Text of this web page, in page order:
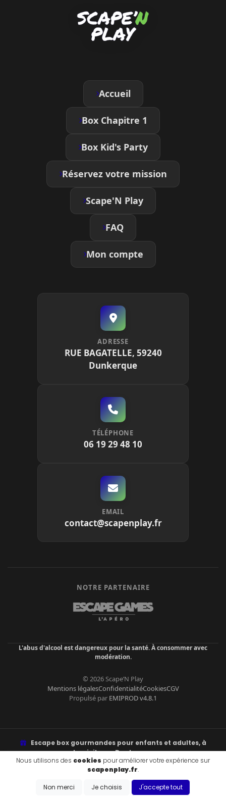
Accueil
Box Chapitre 1
Box Kid's Party
Réservez votre mission
Scape'N Play
FAQ
Mon compte
ADRESSE
RUE BAGATELLE, 59240
Dunkerque
TÉLÉPHONE
06 19 29 48 10
EMAIL
contact@scapenplay.fr
NOTRE PARTENAIRE
L'abus d'alcool est dangereux pour la santé. À consommer avec
modération.
© 2026 Scape’N Play
Mentions légalesConfidentialitéCookiesCGV
Propulsé par EMIPROD v4.8.1
Escape box gourmandes pour enfants et adultes, à
domicile sur Dunkerque.
Énigmes, fun, goûter ou apéro à libérer. Retrait à Malo-les-Bains ou
livraison.
ZONES DE LIVRAISON & VILLES DESSERVIES
Nous utilisons des cookies pour améliorer votre expérience sur
scapenplay.fr.
Non merci Je choisis J'accepte tout